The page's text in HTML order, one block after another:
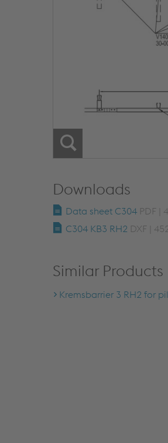
Downloads
Data sheet C304 PDF |
C304 KB3 RH2 DXF |
Similar Products
Kremsbarrier 3 RH2 for